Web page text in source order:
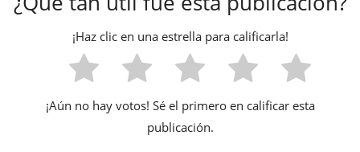
¡Haz clic en una estrella para calificarla!
¡Aún no hay votos! Sé el primero en calificar esta
publicación.